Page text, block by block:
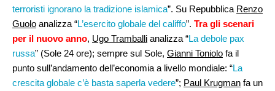
terroristi ignorano la tradizione islamica”. Su Repubblica Renzo
Guolo analizza “L’esercito globale del califfo”. Tra gli scenari
per il nuovo anno, Ugo Tramballi analizza “La debole pax
russa” (Sole 24 ore); sempre sul Sole, Gianni Toniolo fa il
punto sull’andamento dell’economia a livello mondiale: “La
crescita globale c’è basta saperla vedere”; Paul Krugman fa un